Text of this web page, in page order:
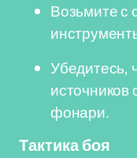
Возьмите с
Убедитесь,
источников
фонари.
Тактика боя